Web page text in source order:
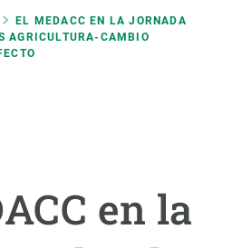
EL MEDACC EN LA JORNADA
AGRICULTURA-CAMBIO
en la